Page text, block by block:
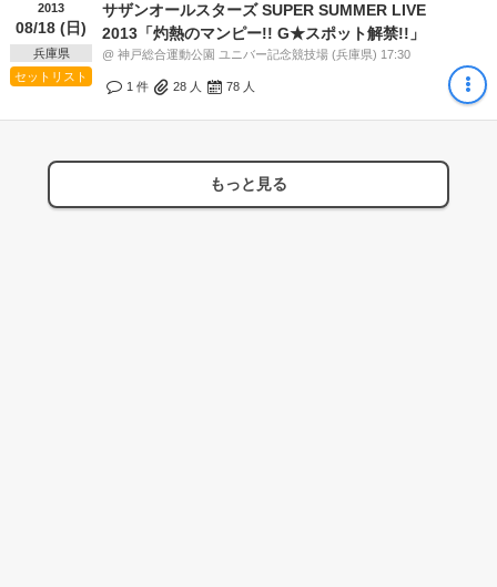
2013
08/18 (日)
兵庫県
セットリスト
サザンオールスターズ SUPER SUMMER LIVE
2013「灼熱のマンピー!! G★スポット解禁!!」
@ 神戸総合運動公園 ユニバー記念競技場 (兵庫県) 17:30
1 件 28 人 78 人
もっと見る